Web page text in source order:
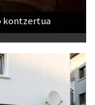
kontzertua